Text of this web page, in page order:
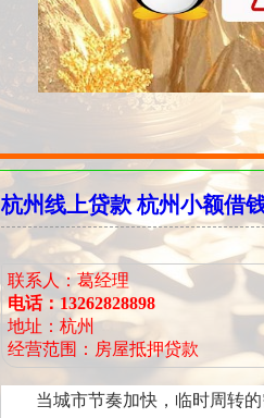
杭州线上贷款 杭州小额借
联系人：葛经理
电话：13262828898
地址：杭州
经营范围：房屋抵押贷款
当城市节奏加快，临时周转